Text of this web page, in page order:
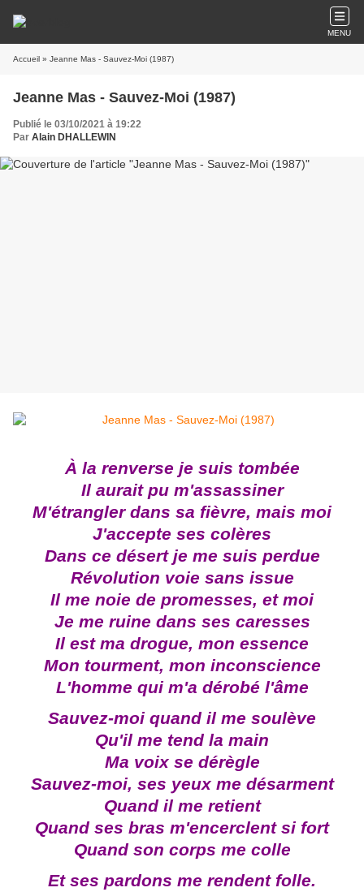
MENU
Accueil » Jeanne Mas - Sauvez-Moi (1987)
Jeanne Mas - Sauvez-Moi (1987)
Publié le 03/10/2021 à 19:22
Par Alain DHALLEWIN
À la renverse je suis tombée
Il aurait pu m'assassiner
M'étrangler dans sa fièvre, mais moi
J'accepte ses colères
Dans ce désert je me suis perdue
Révolution voie sans issue
Il me noie de promesses, et moi
Je me ruine dans ses caresses
Il est ma drogue, mon essence
Mon tourment, mon inconscience
L'homme qui m'a dérobé l'âme
Sauvez-moi quand il me soulève
Qu'il me tend la main
Ma voix se dérègle
Sauvez-moi, ses yeux me désarment
Quand il me retient
Quand ses bras m'encerclent si fort
Quand son corps me colle
Et ses pardons me rendent folle.